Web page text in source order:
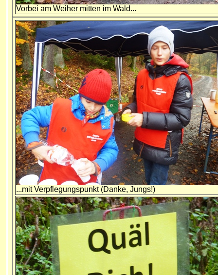
Vorbei am Weiher mitten im Wald...
...mit Verpflegungspunkt (Danke, Jungs!)